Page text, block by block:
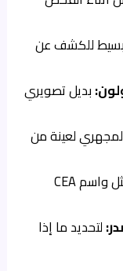
للكشف عن
بديل تصويري
لعينة من
مثل واسم CEA
لتحديد ما إذا